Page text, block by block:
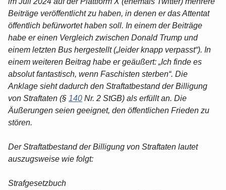
Beiträge veröffentlicht zu haben, in denen er das Attentat
öffentlich befürwortet haben soll. In einem der Beiträge
habe er einen Vergleich zwischen Donald Trump und
einem letzten Bus hergestellt („leider knapp verpasst“). In
einem weiteren Beitrag habe er geäußert: „Ich finde es
absolut fantastisch, wenn Faschisten sterben“. Die
Anklage sieht dadurch den Straftatbestand der Billigung
von Straftaten (§ 140 Nr. 2 StGB) als erfüllt an. Die
Äußerungen seien geeignet, den öffentlichen Frieden zu
stören.
Der Straftatbestand der Billigung von Straftaten lautet
auszugsweise wie folgt:
Strafgesetzbuch